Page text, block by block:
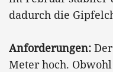
dadurch die
Anforderungen:
Meter hoch.